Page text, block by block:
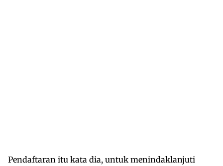
Pendaftaran itu kata dia, untuk menindaklanjuti